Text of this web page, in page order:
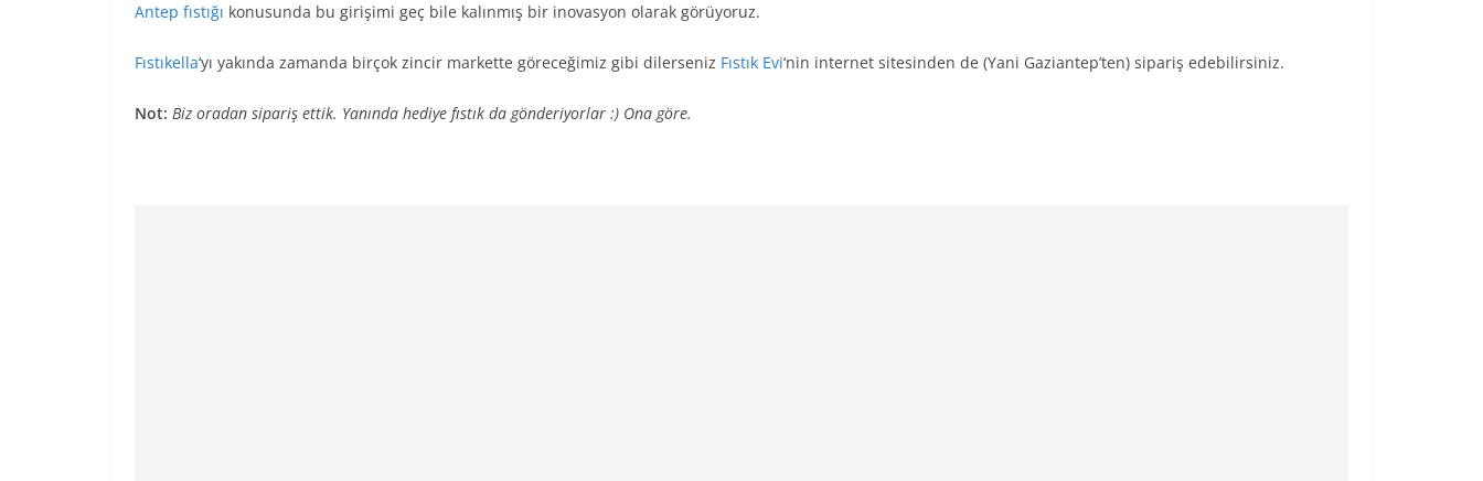
Antep fıstığı konusunda bu girişimi geç bile kalınmış bir inovasyon olarak görüyoruz.
Fıstıkella‘yı yakında zamanda birçok zincir markette göreceğimiz gibi dilerseniz Fıstık Evi‘nin internet sitesinden de (Yani Gaziantep’ten) sipariş edebilirsiniz.
Not: Biz oradan sipariş ettik. Yanında hediye fıstık da gönderiyorlar :) Ona göre.